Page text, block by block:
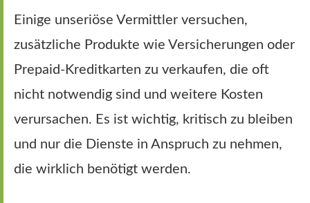
Einige unseriöse Vermittler versuchen,
zusätzliche Produkte wie Versicherungen oder
Prepaid-Kreditkarten zu verkaufen, die oft
nicht notwendig sind und weitere Kosten
verursachen. Es ist wichtig, kritisch zu bleiben
und nur die Dienste in Anspruch zu nehmen,
die wirklich benötigt werden.